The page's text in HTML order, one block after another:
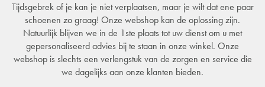
Tijdsgebrek of je kan je niet verplaatsen, maar je wilt dat ene paar
schoenen zo graag! Onze webshop kan de oplossing zijn.
Natuurlijk blijven we in de 1ste plaats tot uw dienst om u met
gepersonaliseerd advies bij te staan in onze winkel. Onze
webshop is slechts een verlengstuk van de zorgen en service die
we dagelijks aan onze klanten bieden.